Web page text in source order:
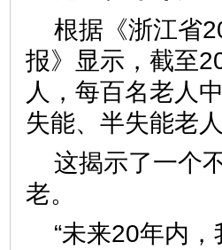
根据《浙江省
报》显示，截至
人，每百名老人
失能、半失能
这揭示了一个
老。
“未来20年内